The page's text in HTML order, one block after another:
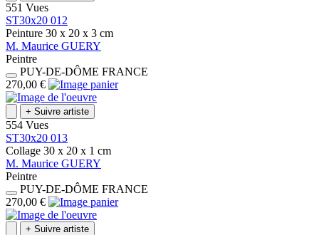
551 Vues
ST30x20 012
Peinture 30 x 20 x 3 cm
M. Maurice GUERY
Peintre
PUY-DE-DÔME FRANCE
270,00 €
+ Suivre artiste
554 Vues
ST30x20 013
Collage 30 x 20 x 1 cm
M. Maurice GUERY
Peintre
PUY-DE-DÔME FRANCE
270,00 €
+ Suivre artiste